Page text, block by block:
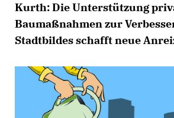
Kurth: Die Unterstützung
Baumaßnahmen zur
Stadtbildes schafft neue